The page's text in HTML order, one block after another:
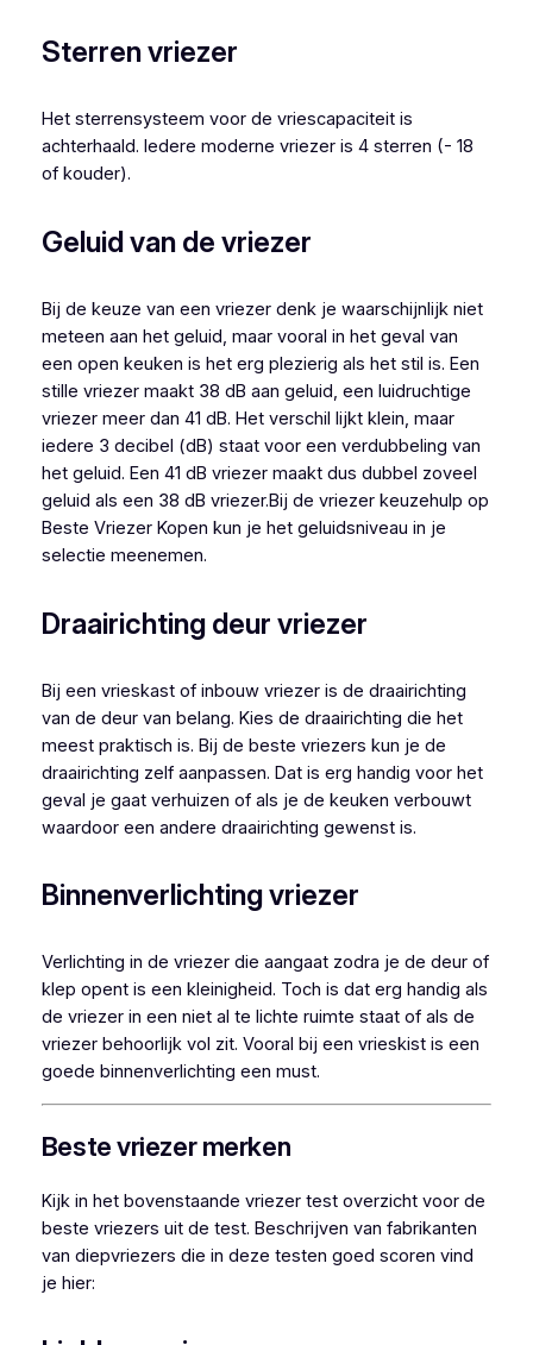
Sterren vriezer
Het sterrensysteem voor de vriescapaciteit is
achterhaald. Iedere moderne vriezer is 4 sterren (- 18
of kouder).
Geluid van de vriezer
Bij de keuze van een vriezer denk je waarschijnlijk niet
meteen aan het geluid, maar vooral in het geval van
een open keuken is het erg plezierig als het stil is. Een
stille vriezer maakt 38 dB aan geluid, een luidruchtige
vriezer meer dan 41 dB. Het verschil lijkt klein, maar
iedere 3 decibel (dB) staat voor een verdubbeling van
het geluid. Een 41 dB vriezer maakt dus dubbel zoveel
geluid als een 38 dB vriezer.Bij de vriezer keuzehulp op
Beste Vriezer Kopen kun je het geluidsniveau in je
selectie meenemen.
Draairichting deur vriezer
Bij een vrieskast of inbouw vriezer is de draairichting
van de deur van belang. Kies de draairichting die het
meest praktisch is. Bij de beste vriezers kun je de
draairichting zelf aanpassen. Dat is erg handig voor het
geval je gaat verhuizen of als je de keuken verbouwt
waardoor een andere draairichting gewenst is.
Binnenverlichting vriezer
Verlichting in de vriezer die aangaat zodra je de deur of
klep opent is een kleinigheid. Toch is dat erg handig als
de vriezer in een niet al te lichte ruimte staat of als de
vriezer behoorlijk vol zit. Vooral bij een vrieskist is een
goede binnenverlichting een must.
Beste vriezer merken
Kijk in het bovenstaande vriezer test overzicht voor de
beste vriezers uit de test. Beschrijven van fabrikanten
van diepvriezers die in deze testen goed scoren vind
je hier: